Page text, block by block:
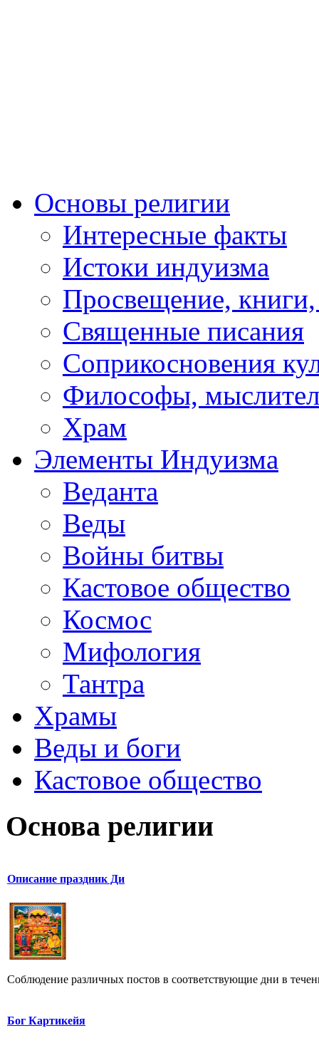
Основы религии
Интересные факты
Истоки индуизма
Просвещение, книги,
Священные писания
Соприкосновения
Философы,
Храм
Элементы Индуизма
Веданта
Веды
Войны битвы
Кастовое общество
Космос
Мифология
Тантра
Храмы
Веды и боги
Кастовое общество
Основа религии
Описание праздник Ди
Соблюдение различных постов в соответствующие дни в
Бог Картикейя